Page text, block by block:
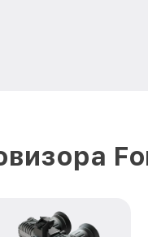
и настройка
Fortuna
General Binocular